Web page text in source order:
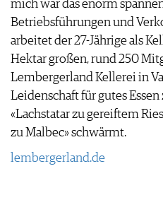
mich war das enorm
Betriebsführungen und
arbeitet der 27-Jährige als
Hektar großen, rund 250
Lembergerland Kellerei in
Leidenschaft für gutes
«Lachstatar zu gereiftem
zu Malbec» schwärmt.
lembergerland.de